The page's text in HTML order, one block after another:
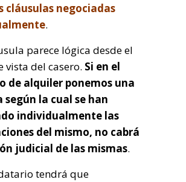
cláusulas negociadas
.
parece lógica desde el
vista del casero. Si en el
de alquiler ponemos una
según la cual se han
individualmente las
del mismo, no cabrá
judicial de las mismas.
tendrá que